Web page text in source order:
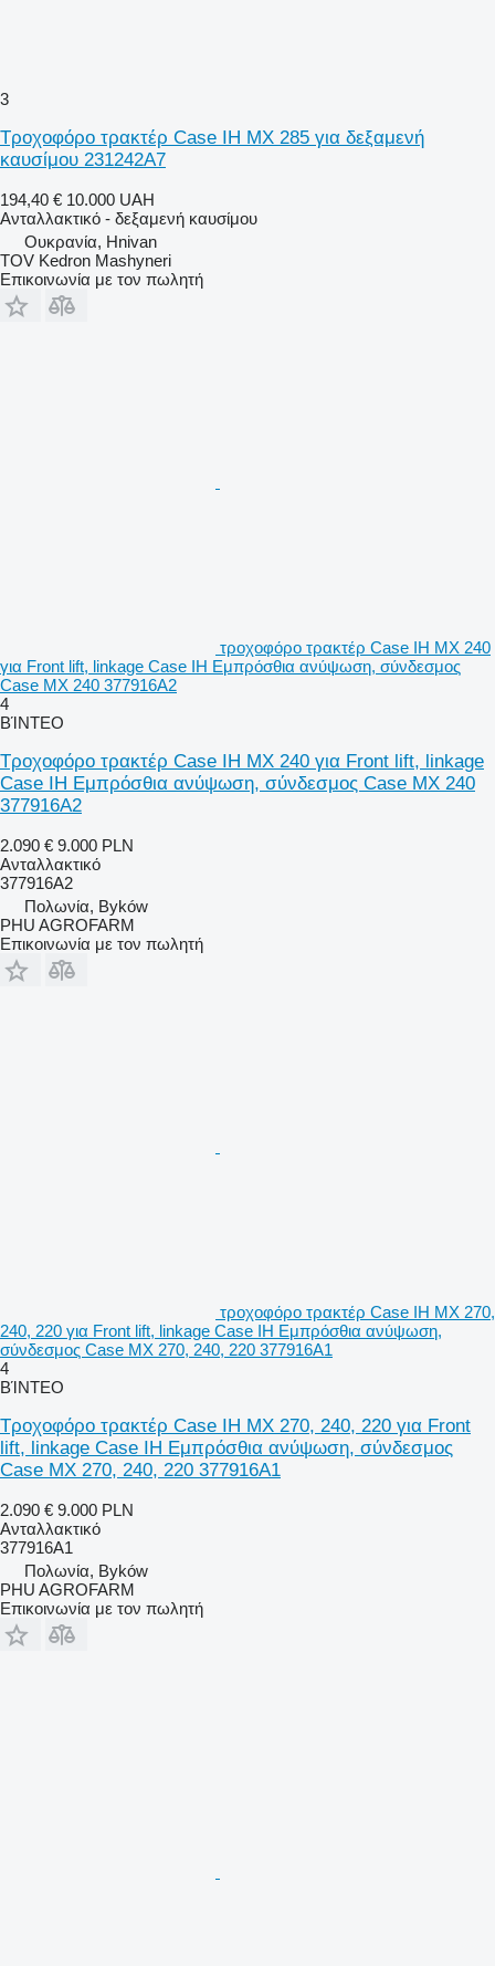
3
Τροχοφόρο τρακτέρ Case IH MX 285 για δεξαμενή
καυσίμου 231242A7
194,40 € 10.000 UAH
Ανταλλακτικό - δεξαμενή καυσίμου
Ουκρανία, Hnivan
TOV Kedron Mashyneri
Επικοινωνία με τον πωλητή
τροχοφόρο τρακτέρ Case IH MX 240
για Front lift, linkage Case IH Εμπρόσθια ανύψωση, σύνδεσμος
Case MX 240 377916A2
4
ΒΊΝΤΕΟ
Τροχοφόρο τρακτέρ Case IH MX 240 για Front lift, linkage
Case IH Εμπρόσθια ανύψωση, σύνδεσμος Case MX 240
377916A2
2.090 € 9.000 PLN
Ανταλλακτικό
377916A2
Πολωνία, Byków
PHU AGROFARM
Επικοινωνία με τον πωλητή
τροχοφόρο τρακτέρ Case IH MX 270,
240, 220 για Front lift, linkage Case IH Εμπρόσθια ανύψωση,
σύνδεσμος Case MX 270, 240, 220 377916A1
4
ΒΊΝΤΕΟ
Τροχοφόρο τρακτέρ Case IH MX 270, 240, 220 για Front
lift, linkage Case IH Εμπρόσθια ανύψωση, σύνδεσμος
Case MX 270, 240, 220 377916A1
2.090 € 9.000 PLN
Ανταλλακτικό
377916A1
Πολωνία, Byków
PHU AGROFARM
Επικοινωνία με τον πωλητή